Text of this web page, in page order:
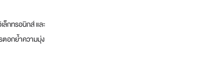
ล็กทรอนิกส์ และ
ตอกย้ำความมุ่ง